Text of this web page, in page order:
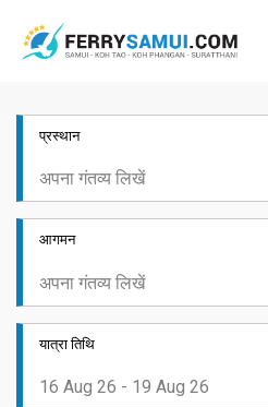
प्रस्थान
आगमन
यात्रा तिथि